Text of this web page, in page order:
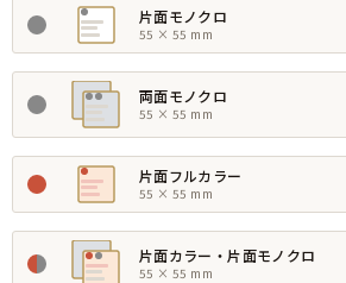
片面モノクロ
55 × 55 mm
両面モノクロ
55 × 55 mm
片面フルカラー
55 × 55 mm
片面カラー・片面モノクロ
55 × 55 mm